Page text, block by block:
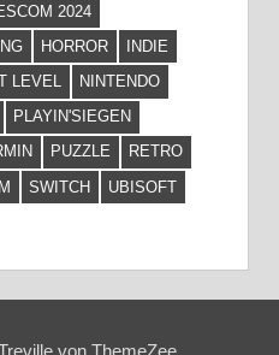
2024
HORROR
INDIE
LEVEL
NINTENDO
PLAYIN'SIEGEN
PUZZLE
RETRO
SWITCH
UBISOFT